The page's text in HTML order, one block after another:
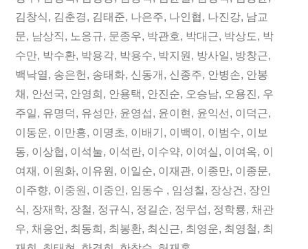
오
늘
의
독
립
운
동
가”
김창식, 김춘경, 김태준, 나은주, 나인협 , 나진강, 남교
문, 남상직, 노응규, 문종우, 박관호, 박대근, 박상도, 박
수만, 박수환, 박용각, 박용수, 박지원 , 방사일, 방창근,
백낙열, 송은헌 , 송태화, 신동개 , 신종주, 안병손, 안봉
채 , 안선국, 안영희 , 안용택, 안진순, 오승남, 오용진 , 우
주일, 유명덕, 유성만, 윤영섭, 윤이현 , 윤익선 , 이덕근,
이동운, 이만흥, 이명초, 이배기 , 이백이 , 이범수, 이보
동, 이상협 , 이석눌, 이석란, 이수약, 이여실, 이여옥, 이
여재 , 이원화, 이유원 , 이일순, 이재관, 이종만, 이종문,
이주향, 이중원 , 이중인 , 임동수 , 임성칠, 장상건 , 장인
식, 장재학, 장철, 정규식, 정길순, 정무섭, 정학룡, 채관
우, 채응언 , 최동희 , 최봉환, 최신근, 최영운, 최영철, 최